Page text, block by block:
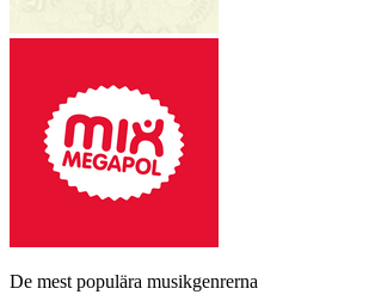
De mest populära musikgenrerna